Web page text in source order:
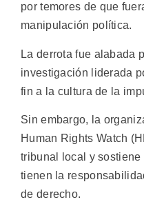
por temores de que
manipulación política.
La derrota fue alabada
investigación liderada
fin a la cultura de la
Sin embargo, la
Human Rights Watch
tribunal local y
tienen la
de derecho.